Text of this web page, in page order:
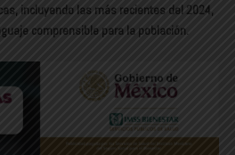
incluyendo las más recientes del 2024,
comprensible para la población.